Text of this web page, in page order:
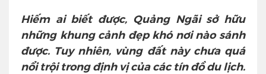
Hiếm ai biết được, Quảng Ngãi sở hữu
những khung cảnh đẹp khó nơi nào sánh
được. Tuy nhiên, vùng đất này chưa quá
nổi trội trong định vị của các tín đồ du lịch.